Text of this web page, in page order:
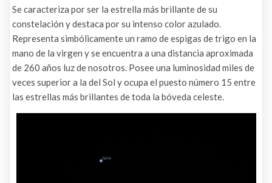
Se caracteriza por ser la estrella más brillante de su
constelación y destaca por su intenso color azulado.
Representa simbólicamente un ramo de espigas de trigo en la
mano de la virgen y se encuentra a una distancia aproximada
de 260 años luz de nosotros. Posee una luminosidad miles de
veces superior a la del Sol y ocupa el puesto número 15 entre
las estrellas más brillantes de toda la bóveda celeste.